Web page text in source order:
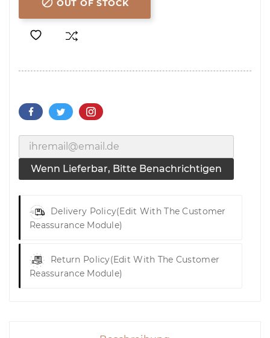
OUT OF STOCK
Wenn Lieferbar, Bitte Benachrichtigen
Delivery Policy(edit With The Customer
Reassurance Module)
Return Policy(edit With The Customer
Reassurance Module)